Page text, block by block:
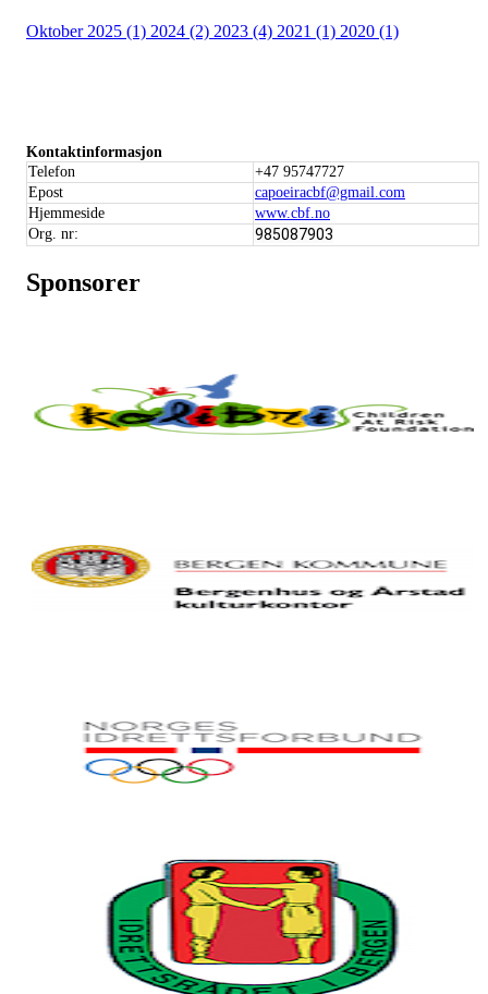
Oktober 2025 (1) 2024 (2) 2023 (4) 2021 (1) 2020 (1)
Kontaktinformasjon
Telefon
+47 95747727
Epost
capoeiracbf@gmail.com
Hjemmeside
www.cbf.no
Org. nr:
985087903
Sponsorer